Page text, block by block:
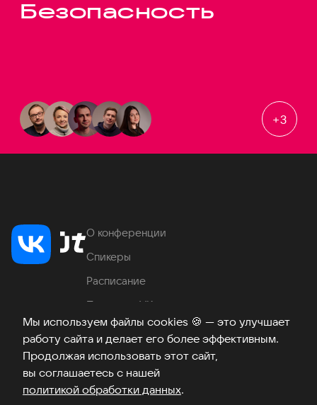
Мы используем файлы cookies 🍪 — это улучшает
работу сайта и делает его более эффективным.
Продолжая использовать этот сайт,
вы соглашаетесь с нашей
политикой обработки данных.
Безопасность
+3
О конференции
Спикеры
Расписание
Продукты VK
Место проведения
Часто задаваемые вопросы
ТелеграмВКонтакте
Хабр